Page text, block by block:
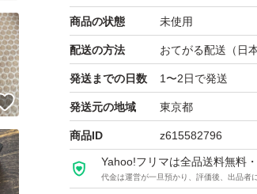
【商品の状態】 新品未開封
【発送について】
液漏れ・割れ防止のため、プチ
たします。
コメント無し即購入OKです
商品の状態 未使用
配送の方法 おてがる配送（日
発送までの日数 1〜2日で発送
発送元の地域 東京都
商品ID z615582796
Yahoo!フリマは全品送料無料
代金は運営が一旦預かり、評価後、出品者
いいね！